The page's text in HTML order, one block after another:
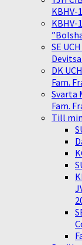
KBHV-
KBHV-
SE
DK
Fam.
Svarta
Fam.
Till